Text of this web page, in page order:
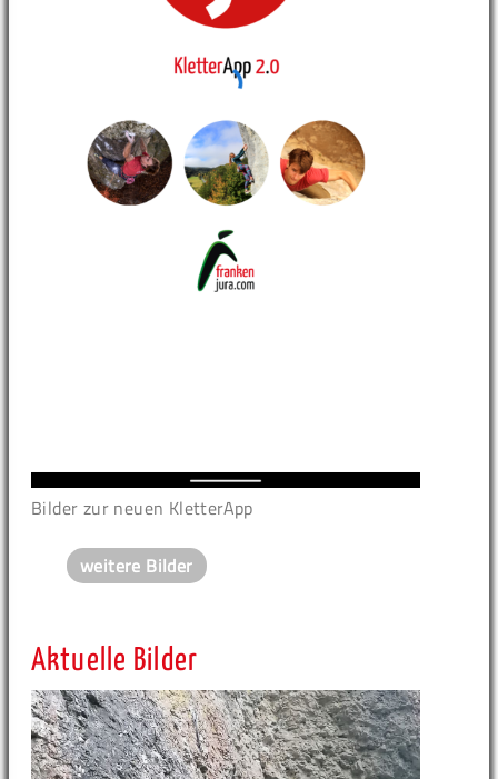
Bilder zur neuen KletterApp
weitere Bilder
Aktuelle Bilder